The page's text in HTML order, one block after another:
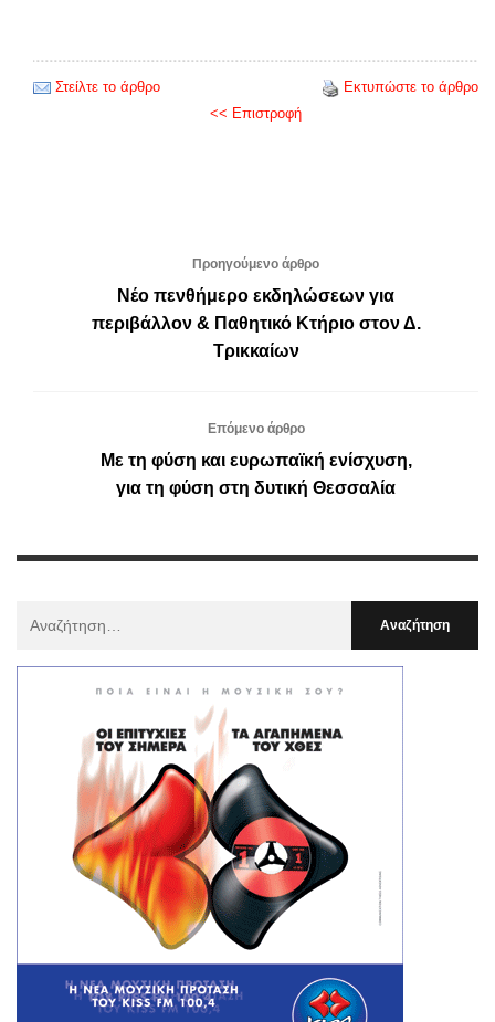
Στείλτε το άρθρο
Εκτυπώστε το άρθρο
<< Επιστροφή
Προηγούμενο άρθρο
Νέο πενθήμερο εκδηλώσεων για
περιβάλλον & Παθητικό Κτήριο στον Δ.
Τρικκαίων
Επόμενο άρθρο
Με τη φύση και ευρωπαϊκή ενίσχυση,
για τη φύση στη δυτική Θεσσαλία
: